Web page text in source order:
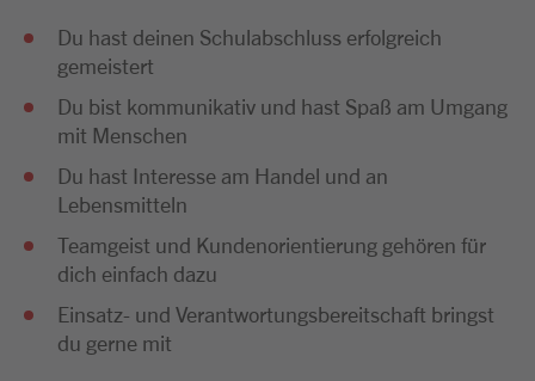
Du hast deinen Schulabschluss erfolgreich
gemeistert
Du bist kommunikativ und hast Spaß am Umgang
mit Menschen
Du hast Interesse am Handel und an
Lebensmitteln
Teamgeist und Kundenorientierung gehören für
dich einfach dazu
Einsatz- und Verantwortungsbereitschaft bringst
du gerne mit